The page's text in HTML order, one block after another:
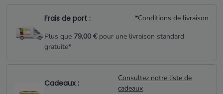
Frais de port :
*Conditions de livraison
Plus que 79,00 €pour une livraison standard
gratuite*
Cadeaux :
Consultez notre liste de
cadeaux